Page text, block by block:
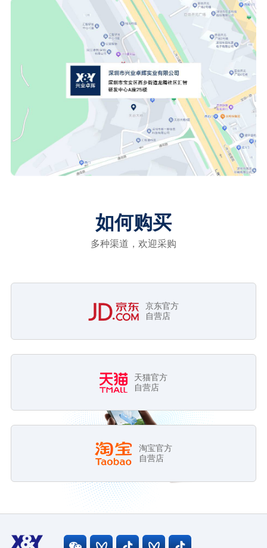
兴业卓辉（北美办事处） 8
如何购买
多种渠道，欢迎采购
京东官方
自营店
天猫官方
自营店
淘宝官方
自营店